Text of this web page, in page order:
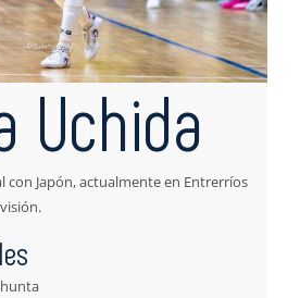
Uchida
con Japón, actualmente en Entrerríos